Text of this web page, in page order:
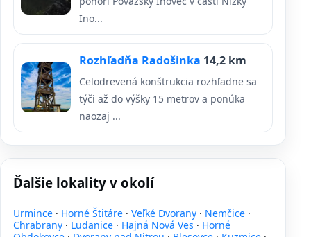
Ino...
Rozhľadňa Radošinka 14,2 km
Celodrevená konštrukcia rozhľadne sa
týči až do výšky 15 metrov a ponúka
naozaj ...
Ďalšie lokality v okolí
Urmince · Horné Štitáre · Veľké Dvorany · Nemčice ·
Chrabrany · Ludanice · Hajná Nová Ves · Horné